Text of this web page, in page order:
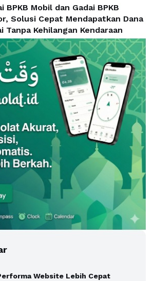
BPKB Mobil dan Gadai BPKB
Solusi Cepat Mendapatkan Dana
Tanpa Kehilangan Kendaraan
Website Lebih Cepat